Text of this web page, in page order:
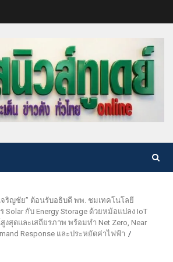
เจริญชัย” ต้อนรับอธิบดี พพ. ชมเทคโนโลยี
Solar กับ Energy Storage ด้วยหม้อแปลง IoT
งสุดและเสถียรภาพ พร้อมทำ Net Zero, Near
Response และประหยัดค่าไฟฟ้า